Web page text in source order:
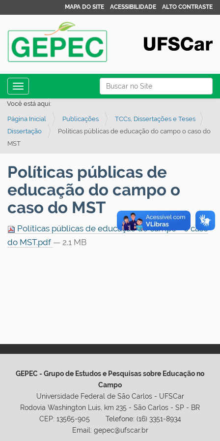
Busca
Busca Avançada…
MAPA DO SITE ACESSIBILIDADE ALTO CONTRASTE
Toggle navigation
Você está aqui:
Página Inicial Publicações
TCCs, Dissertações e Teses
Dissertação
Políticas públicas de educação do campo o caso do
MST
Políticas públicas de
educação do campo o
caso do MST
Políticas públicas de educação do campo - o caso
do MST.pdf — 2.1 MB
GEPEC - Grupo de Estudos e Pesquisas sobre Educação no
Campo
Universidade Federal de São Carlos - UFSCar
Rodovia Washington Luis, km 235 - São Carlos - SP - BR
CEP: 13565-905 Telefone: (16) 3351-8934
Email: gepec@ufscar.br